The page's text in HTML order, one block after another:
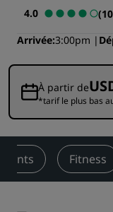
4.0
Arrivée 3:00pm
À partir de
*tarif le plus bas
Fitness